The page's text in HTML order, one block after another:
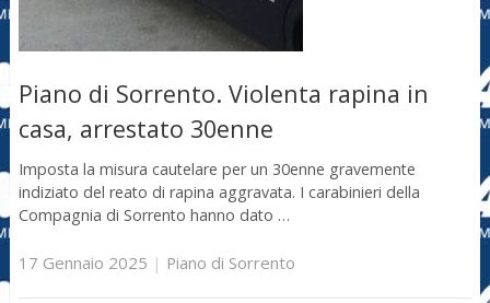
Piano di Sorrento. Violenta rapina in
casa, arrestato 30enne
Imposta la misura cautelare per un 30enne gravemente
indiziato del reato di rapina aggravata. I carabinieri della
Compagnia di Sorrento hanno dato …
17 Gennaio 2025 | Piano di Sorrento